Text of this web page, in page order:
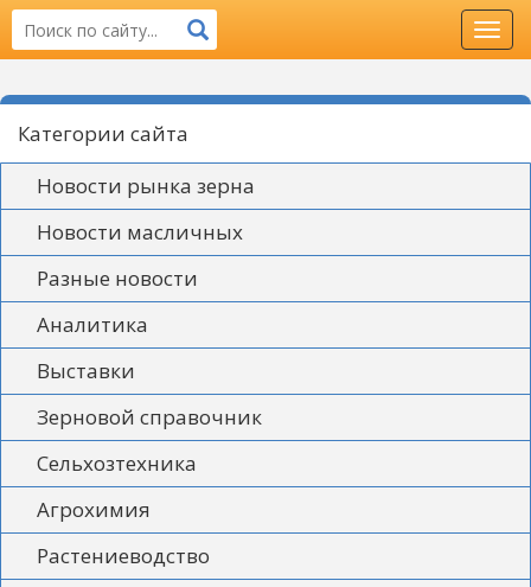
Категории сайта
Новости рынка зерна
Новости масличных
Разные новости
Аналитика
Выставки
Зерновой справочник
Сельхозтехника
Агрохимия
Растениеводство